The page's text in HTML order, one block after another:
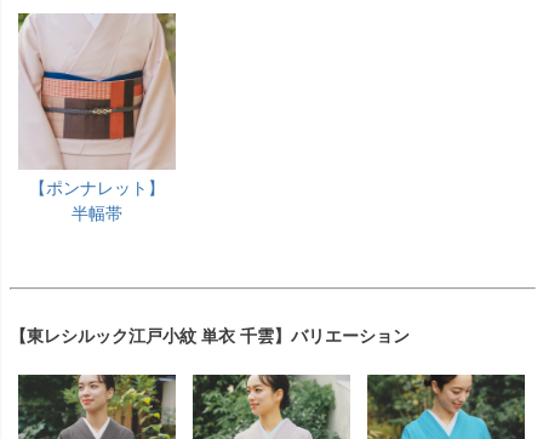
【ポンナレット】
半幅帯
【東レシルック江戸小紋 単衣 千雲】バリエーション